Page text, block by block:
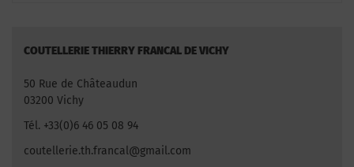
COUTELLERIE THIERRY FRANCAL DE VICHY
50 Rue de Châteaudun
03200 Vichy
Tél. +33(0)6 46 05 08 94
coutellerie.th.francal@gmail.com